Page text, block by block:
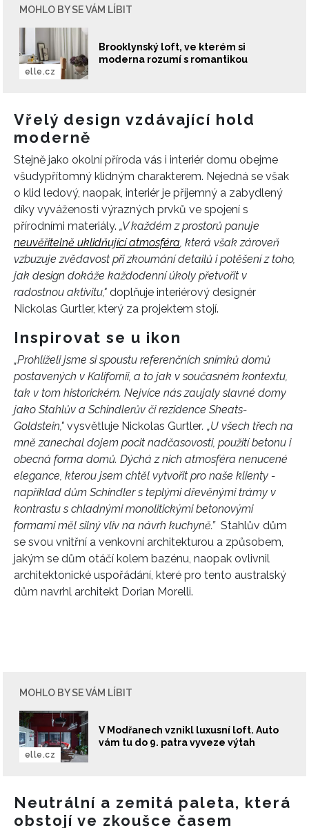
MOHLO BY SE VÁM LÍBIT
Brooklynský loft, ve kterém si
moderna rozumí s romantikou
elle.cz
Vřelý design vzdávající hold
moderně
Stejně jako okolní příroda vás i interiér domu obejme
všudypřítomný klidným charakterem. Nejedná se však
o klid ledový, naopak, interiér je příjemný a zabydlený
díky vyváženosti výrazných prvků ve spojení s
přírodními materiály. „V každém zprostorů panuje
neuvěřitelně uklidňující atmosféra , která však zároveň
vzbuzuje zvědavost při zkoumání detailů i potěšení z toho,
jak design dokáže každodenní úkoly přetvořit v
radostnou aktivitu," doplňuje interiérový designér
Nickolas Gurtler, který za projektem stojí.
Inspirovat se u ikon
„Prohlíželi jsme si spoustu referenčních snímků domů
postavených v Kalifornii, a to jak v současném kontextu,
tak v tom historickém. Nejvíce nás zaujaly slavné domy
jako Stahlův a Schindlerův či rezidence Sheats-
Goldstein," vysvětluje Nickolas Gurtler. „U všech třech na
mně zanechal dojem pocit nadčasovosti, použití betonu i
obecná forma domů. Dýchá z nich atmosféra nenucené
elegance, kterou jsem chtěl vytvořit pro naše klienty -
například dům Schindler s teplými dřevěnými trámy v
kontrastu s chladnými monolitickými betonovými
formami měl silný vliv na návrh kuchyně.” Stahlův dům
se svou vnitřní a venkovní architekturou a způsobem,
jakým se dům otáčí kolem bazénu, naopak ovlivnil
architektonické uspořádání, které pro tento australský
dům navrhl architekt Dorian Morelli.
MOHLO BY SE VÁM LÍBIT
V Modřanech vznikl luxusní loft. Auto
vám tu do 9. patra vyveze výtah
elle.cz
Neutrální a zemitá paleta, která
obstojí ve zkoušce časem